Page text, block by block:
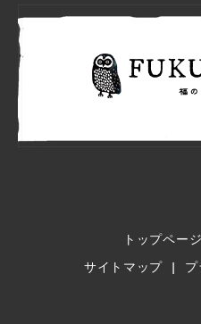
トップページ
サイトマップ
プ